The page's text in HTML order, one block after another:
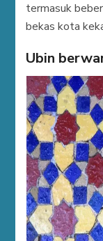
termasuk
bekas kota
Ubin